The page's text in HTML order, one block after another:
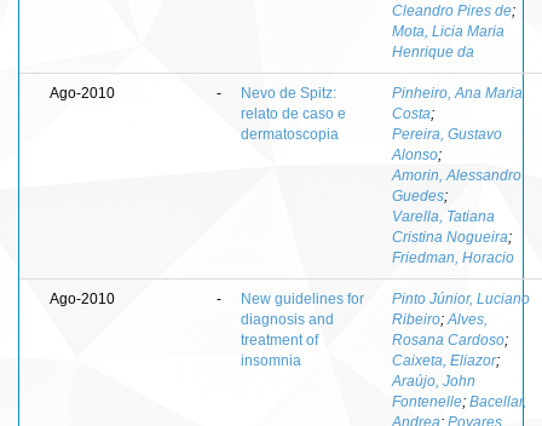
Cleandro Pires de;
Mota, Licia Maria
Henrique da
Ago-2010 -
Nevo de Spitz:
relato de caso e
dermatoscopia
Pinheiro, Ana Maria
Costa;
Pereira, Gustavo
Alonso;
Amorin, Alessandro
Guedes;
Varella, Tatiana
Cristina Nogueira;
Friedman, Horacio
Ago-2010 -
New guidelines for
diagnosis and
treatment of
insomnia
Pinto Júnior, Luciano
Ribeiro; Alves,
Rosana Cardoso;
Caixeta, Eliazor;
Araújo, John
Fontenelle; Bacellar,
Andrea; Poyares,